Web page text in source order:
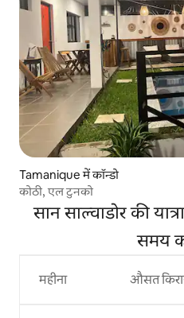
Tamanique में कॉन्डो
कोठी, एल टुनको
सान साल्वाडोर की
समय
महीना औसत